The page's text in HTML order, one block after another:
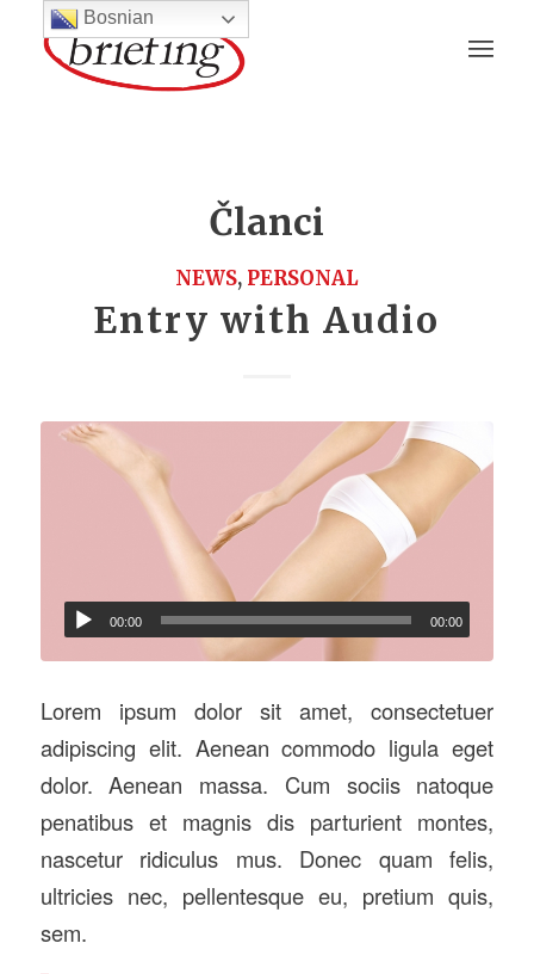
Članci
NEWS, PERSONAL
Entry with Audio
00:00 00:00
Lorem ipsum dolor sit amet, consectetuer
adipiscing elit. Aenean commodo ligula eget
dolor. Aenean massa. Cum sociis natoque
penatibus et magnis dis parturient montes,
nascetur ridiculus mus. Donec quam felis,
ultricies nec, pellentesque eu, pretium quis,
sem.
Bosnian